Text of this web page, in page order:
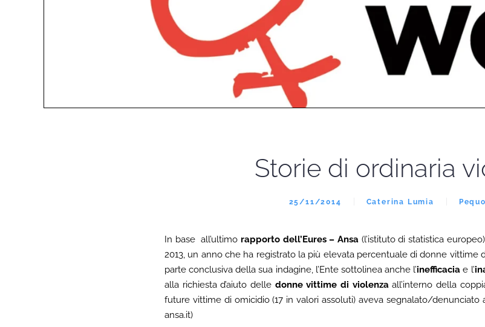
Storie di ordinaria
25/11/2014 Caterina Lumia
In base all’ultimo rapporto dell’Eures – Ansa (l’istituto di statistica
2013, un anno che ha registrato la più elevata percentuale di donne vittime
parte conclusiva della sua indagine, l’Ente sottolinea anche l’inefficacia e l’
alla richiesta d’aiuto delle donne vittime di violenza all’interno della
future vittime di omicidio (17 in valori assoluti) aveva segnalato/denunciato
ansa.it)